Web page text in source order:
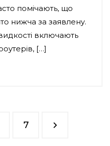
помічають, що
нижча за заявлену.
включають
[…]
7